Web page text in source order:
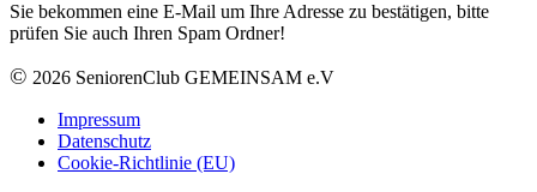
Sie bekommen eine E-Mail um Ihre Adresse zu bestätigen, bitte
prüfen Sie auch Ihren Spam Ordner!
© 2026 SeniorenClub GEMEINSAM e.V
Impressum
Datenschutz
Cookie-Richtlinie (EU)